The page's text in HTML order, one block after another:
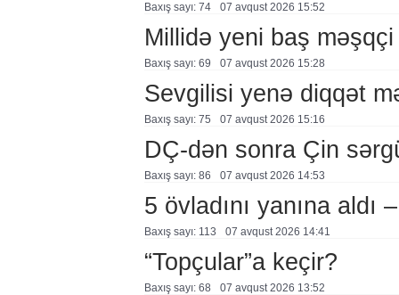
Baxış sayı: 74 07 avqust 2026 15:52
Millidə yeni baş məşqçi
Baxış sayı: 69 07 avqust 2026 15:28
Sevgilisi yenə diqqət
Baxış sayı: 75 07 avqust 2026 15:16
DÇ-dən sonra Çin
Baxış sayı: 86 07 avqust 2026 14:53
5 övladını yanına aldı
Baxış sayı: 113 07 avqust 2026 14:41
“Topçular”a keçir?
Baxış sayı: 68 07 avqust 2026 13:52